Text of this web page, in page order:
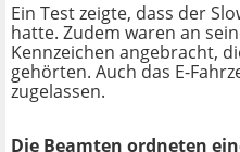
Ein Test zeigte, dass der
hatte. Zudem waren an
Kennzeichen angebracht,
gehörten. Auch das E-
zugelassen.
Die Beamten ordneten